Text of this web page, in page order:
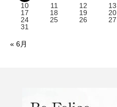
10
11 12 13
17
18 19 20
24
25 26 27
31
« 6月